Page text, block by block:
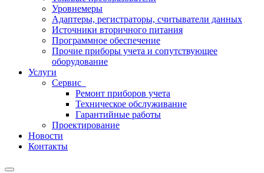
Уровнемеры
Адаптеры, регистраторы, считыватели данных
Источники вторичного питания
Программное обеспечение
Прочие приборы учета и сопутствующее
оборудование
Услуги
Сервис
Ремонт приборов учета
Техническое обслуживание
Гарантийные работы
Проектирование
Новости
Контакты